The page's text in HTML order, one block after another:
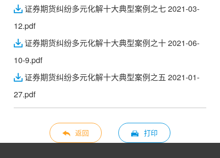
证券期货纠纷多元化解十大典型案例之七 2021-03-
12.pdf
证券期货纠纷多元化解十大典型案例之十 2021-06-
10-9.pdf
证券期货纠纷多元化解十大典型案例之五 2021-01-
27.pdf
返回 打印